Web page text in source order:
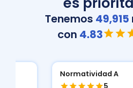
Tenemos 49,915
con 4.83
Normatividad A